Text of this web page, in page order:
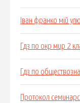
Іван франко мій
Гдз по окр мир 2
Гдз по
Протокол